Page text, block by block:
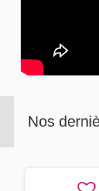
Nos